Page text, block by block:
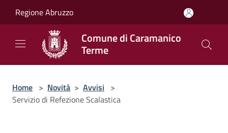
Regione Abruzzo
Comune di Caramanico
Terme
Home > Novità > Avvisi >
Servizio di Refezione Scalastica